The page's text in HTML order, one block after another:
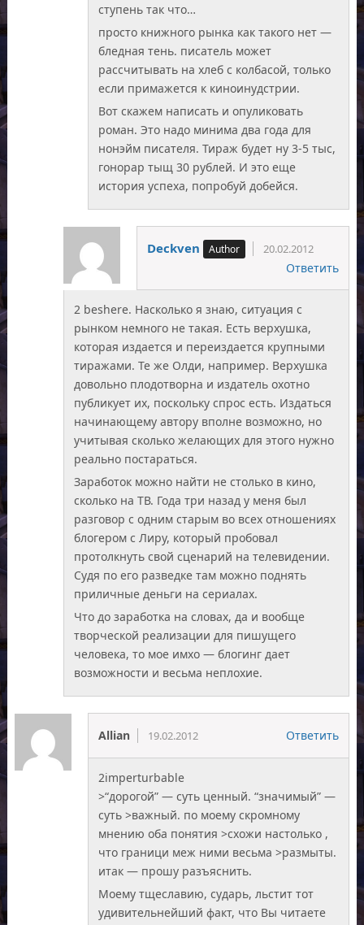
ступень так что…
просто книжного рынка как такого нет —
бледная тень. писатель может
рассчитывать на хлеб с колбасой, только
если примажется к киноинудстрии.
Вот скажем написать и опуликовать
роман. Это надо минима два года для
нонэйм писателя. Тираж будет ну 3-5 тыс,
гонорар тыщ 30 рублей. И это еще
история успеха, попробуй добейся.
Deckven 20.02.2012
Ответить
2 beshere. Насколько я знаю, ситуация с
рынком немного не такая. Есть верхушка,
которая издается и переиздается крупными
тиражами. Те же Олди, например. Верхушка
довольно плодотворна и издатель охотно
публикует их, поскольку спрос есть. Издаться
начинающему автору вполне возможно, но
учитывая сколько желающих для этого нужно
реально постараться.
Заработок можно найти не столько в кино,
сколько на ТВ. Года три назад у меня был
разговор с одним старым во всех отношениях
блогером с Лиру, который пробовал
протолкнуть свой сценарий на телевидении.
Судя по его разведке там можно поднять
приличные деньги на сериалах.
Что до заработка на словах, да и вообще
творческой реализации для пишущего
человека, то мое имхо — блогинг дает
возможности и весьма неплохие.
Allian 19.02.2012 Ответить
2imperturbable
>“дорогой” — суть ценный. “значимый” —
суть >важный. по моему скромному
мнению оба понятия >схожи настолько ,
что граници меж ними весьма >размыты.
итак — прошу разъяснить.
Моему тщеславию, сударь, льстит тот
удивительнейший факт, что Вы читаете